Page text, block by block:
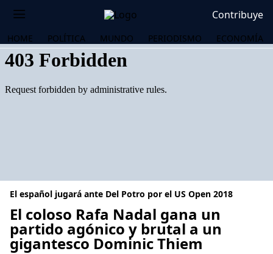
Contribuye
HOME POLÍTICA MUNDO PERIODISMO ECONOMÍA
El español jugará ante Del Potro por el US Open 2018
El coloso Rafa Nadal gana un
partido agónico y brutal a un
gigantesco Dominic Thiem